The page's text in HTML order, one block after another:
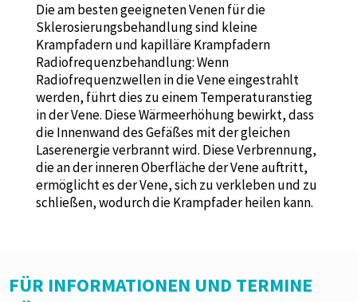
Die am besten geeigneten Venen für die
Sklerosierungsbehandlung sind kleine
Krampfadern und kapilläre Krampfadern
Radiofrequenzbehandlung: Wenn
Radiofrequenzwellen in die Vene eingestrahlt
werden, führt dies zu einem Temperaturanstieg
in der Vene. Diese Wärmeerhöhung bewirkt, dass
die Innenwand des Gefäßes mit der gleichen
Laserenergie verbrannt wird. Diese Verbrennung,
die an der inneren Oberfläche der Vene auftritt,
ermöglicht es der Vene, sich zu verkleben und zu
schließen, wodurch die Krampfader heilen kann.
FÜR INFORMATIONEN UND TERMINE